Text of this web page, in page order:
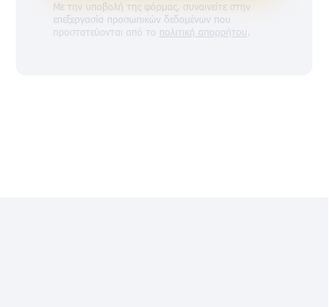
Με την υποβολή της φόρμας, συναινείτε στην
επεξεργασία προσωπικών δεδομένων που
προστατεύονται από το πολιτική απορρήτου.